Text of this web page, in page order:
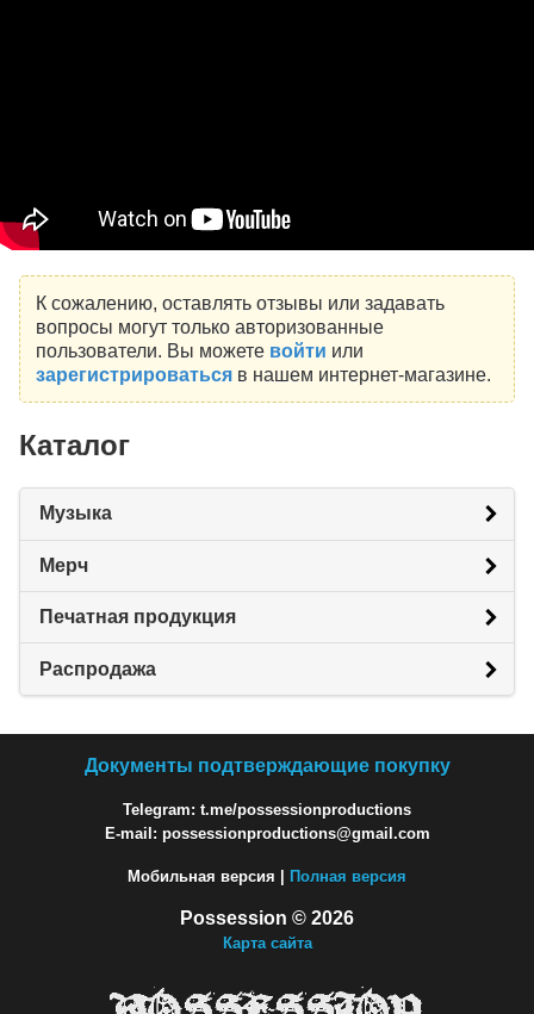
К сожалению, оставлять отзывы или задавать
вопросы могут только авторизованные
пользователи. Вы можете войти или
зарегистрироватьсяв нашем интернет-магазине.
Каталог
Музыка
Мерч
Печатная продукция
Распродажа
Документы подтверждающие покупку
Telegram: t.me/possessionproductions
E-mail: possessionproductions@gmail.com
Мобильная версия | Полная версия
Possession © 2026
Карта сайта